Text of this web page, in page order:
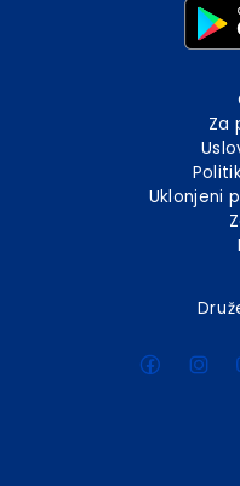
Za
Uklonjeni